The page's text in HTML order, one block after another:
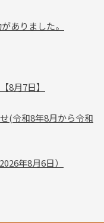
ありました。
8月7日】
(令和8年8月から令和
年8月6日）